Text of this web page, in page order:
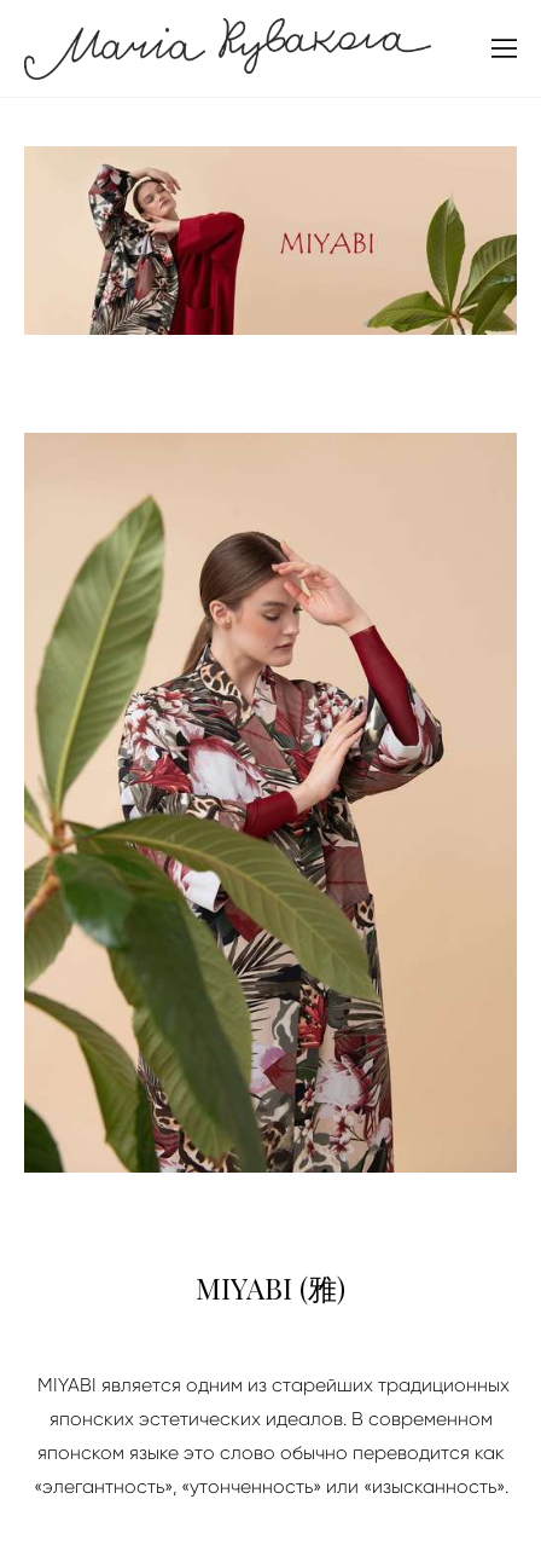
MIYABI (雅)
MIYABI является одним из старейших традиционных
японских эстетических идеалов. В современном
японском языке это слово обычно переводится как
«элегантность», «утонченность» или «изысканность».